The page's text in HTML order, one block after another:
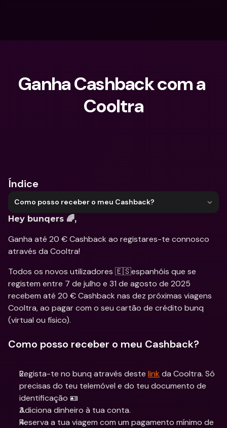
Ganha Cashback com a
Cooltra
Índice
Como posso receber o meu Cashback?
Hey bunqers 🌈,
Ganha até 20 € Cashback ao registares-te connosco
através da Cooltra!
Todos os novos utilizadores 🇪🇸espanhóis que se
registem entre 7 de julho e 31 de agosto de 2025
recebem até 20 € Cashback nas dez próximas viagens
Cooltra, ao pagar com o seu cartão de crédito bunq
(virtual ou físico).
Como posso receber o meu Cashback?
Regista-te no bunq através deste link da Cooltra. Só
precisas do teu telemóvel e do teu documento de
identificação 🪪
Adiciona dinheiro à tua conta.
Reserva a tua viagem com um pagamento mínimo de